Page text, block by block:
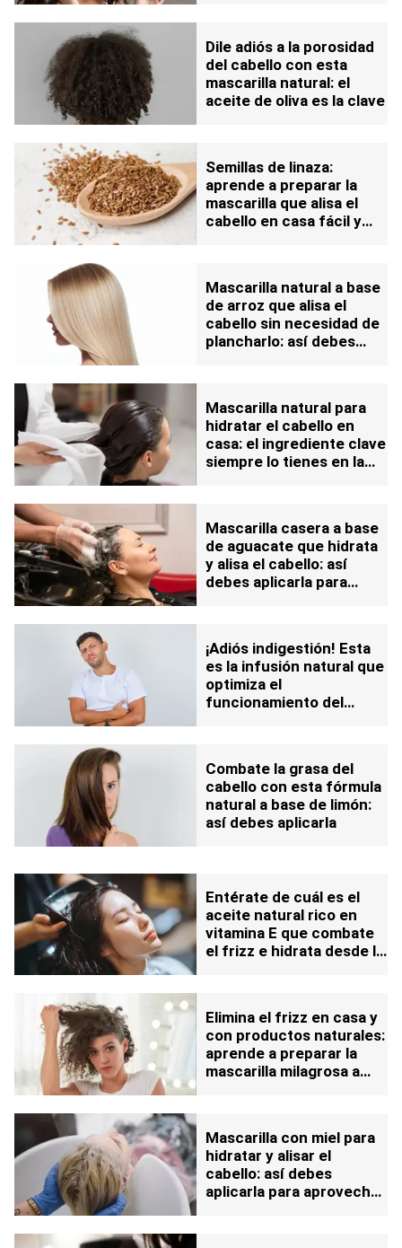
Dile adiós a la porosidad
del cabello con esta
mascarilla natural: el
aceite de oliva es la clave
Semillas de linaza:
aprende a preparar la
mascarilla que alisa el
cabello en casa fácil y
Mascarilla natural a base
de arroz que alisa el
cabello sin necesidad de
plancharlo: así debes
Mascarilla natural para
hidratar el cabello en
casa: el ingrediente clave
siempre lo tienes en la
Mascarilla casera a base
de aguacate que hidrata
y alisa el cabello: así
debes aplicarla para
¡Adiós indigestión! Esta
es la infusión natural que
optimiza el
funcionamiento del
Combate la grasa del
cabello con esta fórmula
natural a base de limón:
así debes aplicarla
Entérate de cuál es el
aceite natural rico en
vitamina E que combate
el frizz e hidrata desde la
Elimina el frizz en casa y
con productos naturales:
aprende a preparar la
mascarilla milagrosa a
Mascarilla con miel para
hidratar y alisar el
cabello: así debes
aplicarla para aprovechar